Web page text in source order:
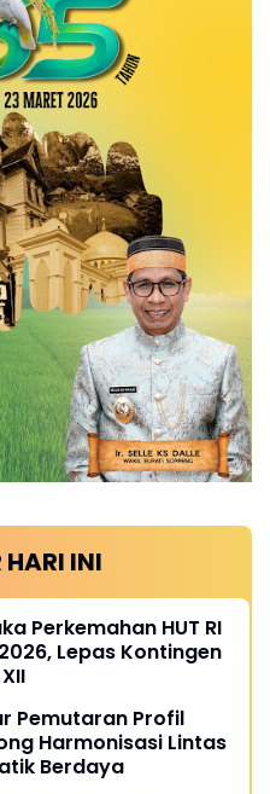
HARI INI
Perkemahan HUT RI
Lepas Kontingen
Pemutaran Profil
Harmonisasi Lintas
Berdaya